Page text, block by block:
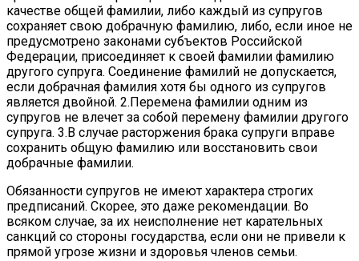
качестве общей фамилии, либо каждый из супругов
сохраняет свою добрачную фамилию, либо, если иное не
предусмотрено законами субъектов Российской
Федерации, присоединяет к своей фамилии фамилию
другого супруга. Соединение фамилий не допускается,
если добрачная фамилия хотя бы одного из супругов
является двойной. 2.Перемена фамилии одним из
супругов не влечет за собой перемену фамилии другого
супруга. 3.В случае расторжения брака супруги вправе
сохранить общую фамилию или восстановить свои
добрачные фамилии.
Обязанности супругов не имеют характера строгих
предписаний. Скорее, это даже рекомендации. Во
всяком случае, за их неисполнение нет карательных
санкций со стороны государства, если они не привели к
прямой угрозе жизни и здоровья членов семьи.